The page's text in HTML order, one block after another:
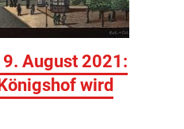
August 2021:
wird